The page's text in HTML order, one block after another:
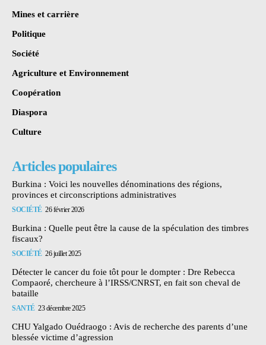
Mines et carrière
Politique
Société
Agriculture et Environnement
Coopération
Diaspora
Culture
Articles populaires
Burkina : Voici les nouvelles dénominations des régions,
provinces et circonscriptions administratives
SOCIÉTÉ 26 février 2026
Burkina : Quelle peut être la cause de la spéculation des timbres
fiscaux?
SOCIÉTÉ 26 juillet 2025
Détecter le cancer du foie tôt pour le dompter : Dre Rebecca
Compaoré, chercheure à l’IRSS/CNRST, en fait son cheval de
bataille
SANTÉ 23 décembre 2025
CHU Yalgado Ouédraogo : Avis de recherche des parents d’une
blessée victime d’agression